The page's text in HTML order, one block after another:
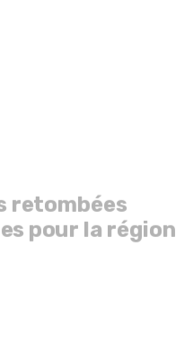
retombées
pour la région